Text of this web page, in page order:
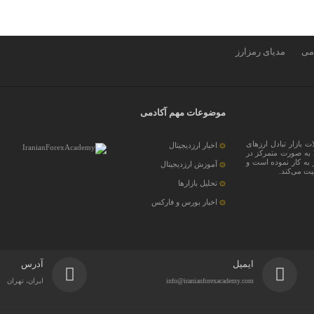
مدیای رمزارز
بازار تبادل ارزهای
خارجی، اقتصاد دیجیتال، بلاکچین و رمزارزها، از سال 1398 به صورت متمرکز در
به کار نموده است و
می‌کند.
موضوعات مهم آکادمی
اخبار ارزدیجیتال
آموزش ارزدیجیتال
تحلیل بازارها
اخبار بورس و فارکس
ایمیل
info@iranianforexacademy.com
آدرس
ایران، تهران